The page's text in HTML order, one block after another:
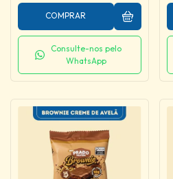
COMPRAR
Consulte-nos pelo
WhatsApp